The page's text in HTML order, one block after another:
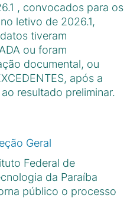
, convocados para os
letivo de 2026.1,
tiveram
ou foram
documental, ou
após a
resultado preliminar.
Geral
Federal de
da Paraíba
público o processo